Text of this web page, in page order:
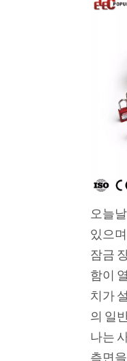
오늘
있으
잠금
함이
치가
의 일
나는
측면